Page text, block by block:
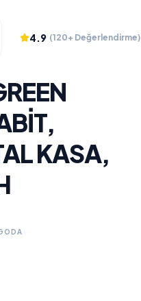
4.9 (120+ Değerlendirme)
KASA,